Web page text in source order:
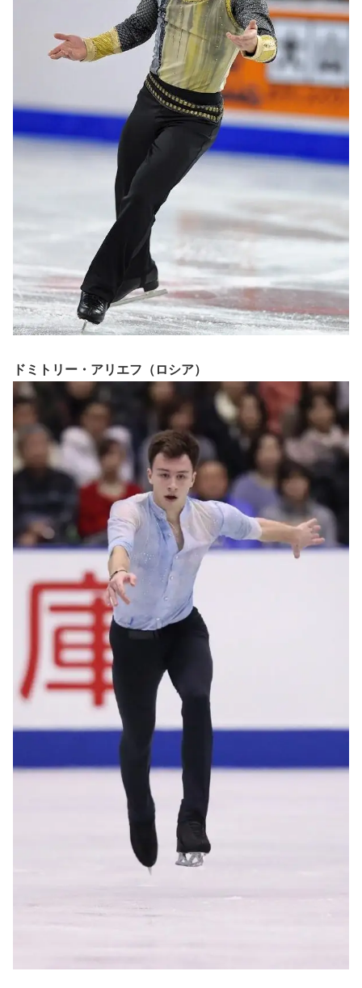
ドミトリー・アリエフ（ロシア）